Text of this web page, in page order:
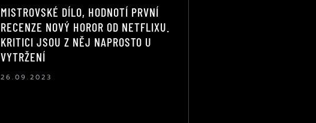
MISTROVSKÉ DÍLO, HODNOTÍ PRVNÍ
RECENZE NOVÝ HOROR OD NETFLIXU.
KRITICI JSOU Z NĚJ NAPROSTO U
VYTRŽENÍ
26.09.2023